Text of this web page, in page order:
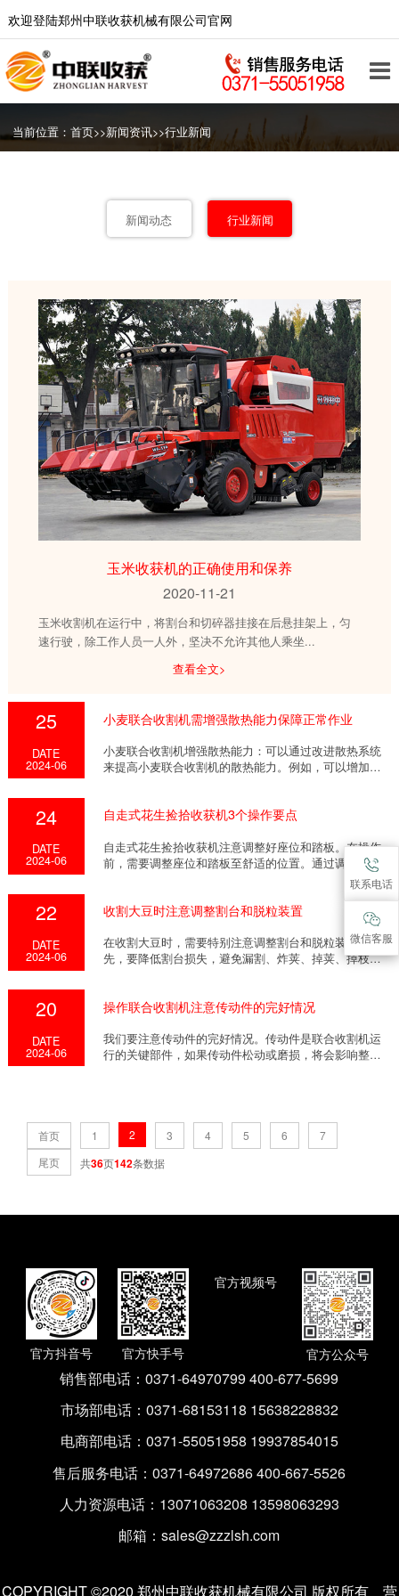
欢迎登陆郑州中联收获机械有限公司官网
当前位置：首页>>新闻资讯>>行业新闻
新闻动态 行业新闻
玉米收获机的正确使用和保养
2020-11-21
玉米收割机在运行中，将割台和切碎器挂接在后悬挂架上，匀
速行驶，除工作人员一人外，坚决不允许其他人乘坐...
查看全文>
25
DATE
2024-06
小麦联合收割机需增强散热能力保障正常作业
小麦联合收割机增强散热能力：可以通过改进散热系统
来提高小麦联合收割机的散热能力。例如，可以增加散
24
DATE
2024-06
自走式花生捡拾收获机3个操作要点
自走式花生捡拾收获机注意调整好座位和踏板。在操作
前，需要调整座位和踏板至舒适的位置。通过调整座椅
22
DATE
2024-06
收割大豆时注意调整割台和脱粒装置
在收割大豆时，需要特别注意调整割台和脱粒装置。首
先，要降低割台损失，避免漏割、炸荚、掉荚、掉枝等
20
DATE
2024-06
操作联合收割机注意传动件的完好情况
我们要注意传动件的完好情况。传动件是联合收割机运
行的关键部件，如果传动件松动或磨损，将会影响整个
首页 1 2 3 4 5 6
7
尾页
共36页142条数据
官方抖音号 官方快手号
官方视频号
官方公众号
销售部电话：0371-64970799 400-677-5699
市场部电话： 0371-68153118 15638228832
电商部电话： 0371-55051958 19937854015
售后服务电话：0371-64972686 400-667-5526
人力资源电话： 13071063208 13598063293
邮箱：sales@zzzlsh.com
COPYRIGHT ©2020 郑州中联收获机械有限公司 版权所有 营
联系电话
微信客服